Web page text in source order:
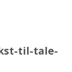
til-tale-